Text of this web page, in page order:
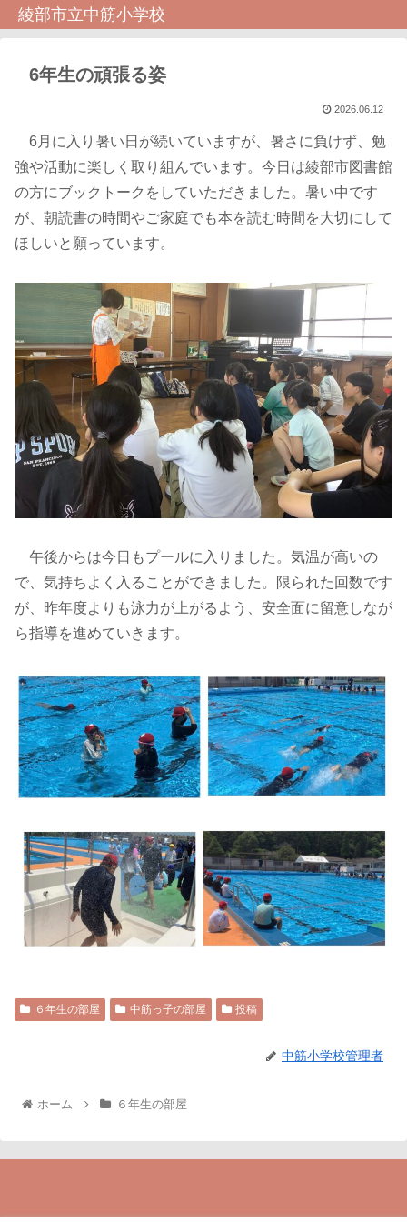
綾部市立中筋小学校
6年生の頑張る姿
2026.06.12
6月に入り暑い日が続いていますが、暑さに負けず、勉
強や活動に楽しく取り組んでいます。今日は綾部市図書館
の方にブックトークをしていただきました。暑い中です
が、朝読書の時間やご家庭でも本を読む時間を大切にして
ほしいと願っています。
午後からは今日もプールに入りました。気温が高いの
で、気持ちよく入ることができました。限られた回数です
が、昨年度よりも泳力が上がるよう、安全面に留意しなが
ら指導を進めていきます。
６年生の部屋 中筋っ子の部屋 投稿
中筋小学校管理者
ホーム ６年生の部屋